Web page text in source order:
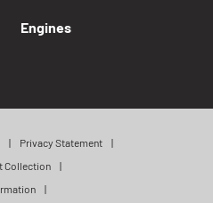
Engines
Privacy Statement
Collection